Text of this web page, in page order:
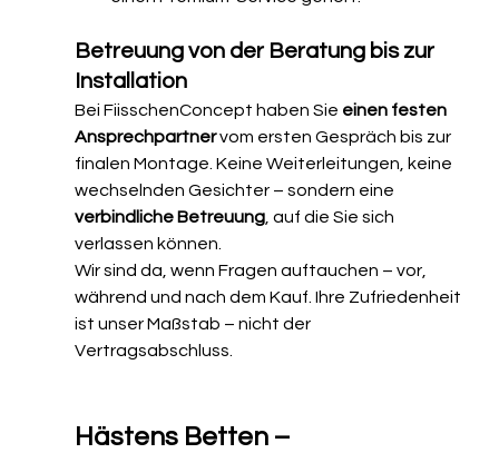
Betreuung von der Beratung bis zur
Installation
Bei FiisschenConcept haben Sie einen festen
Ansprechpartner vom ersten Gespräch bis zur
finalen Montage. Keine Weiterleitungen, keine
wechselnden Gesichter – sondern eine
verbindliche Betreuung, auf die Sie sich
verlassen können.
Wir sind da, wenn Fragen auftauchen – vor,
während und nach dem Kauf. Ihre Zufriedenheit
ist unser Maßstab – nicht der
Vertragsabschluss.
Hästens Betten –